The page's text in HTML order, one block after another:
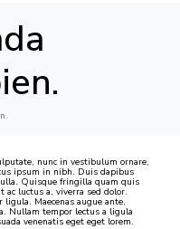
nunc in vestibulum ornare,
ipsum in nibh. Duis dapibus
Quisque fringilla quam quis
luctus a, viverra sed dolor.
Maecenas augue ante,
Nullam tempor lectus a ligula
venenatis eget eget lorem.